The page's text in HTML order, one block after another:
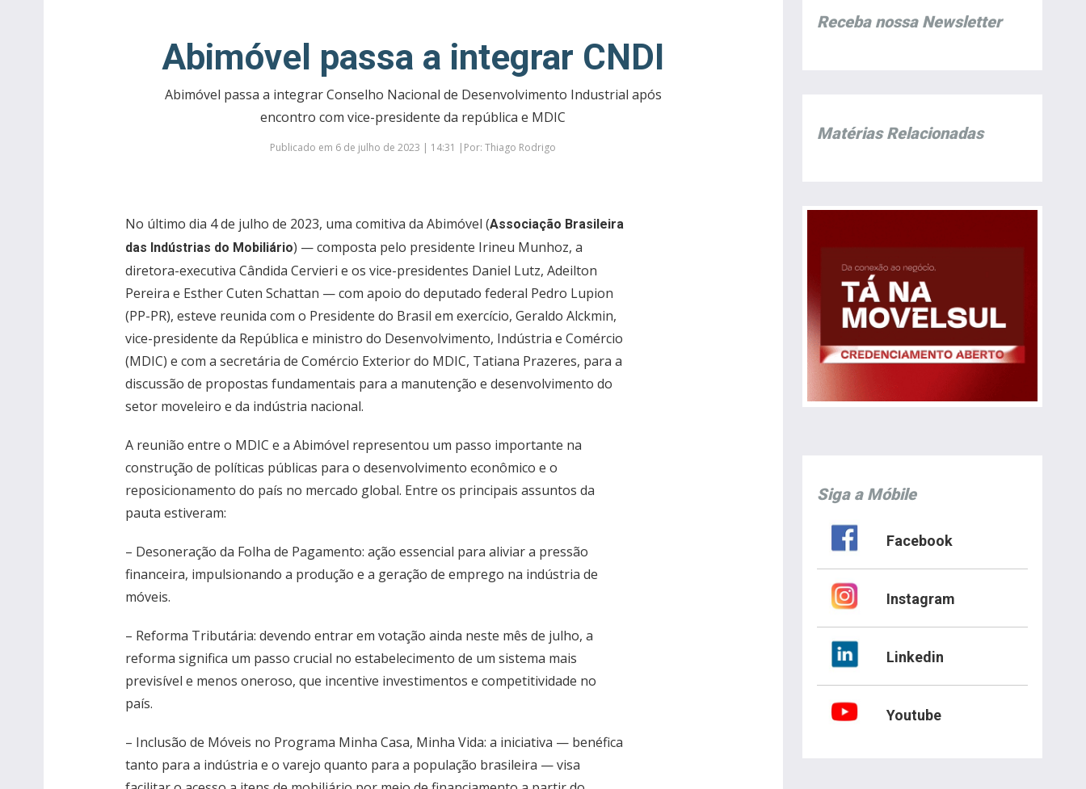
Abimóvel passa a integrar CNDI
Abimóvel passa a integrar Conselho Nacional de Desenvolvimento Industrial após
encontro com vice-presidente da república e MDIC
Publicado em 6 de julho de 2023 | 14:31 |Por: Thiago Rodrigo
No último dia 4 de julho de 2023, uma comitiva da Abimóvel (Associação Brasileira
das Indústrias do Mobiliário) — composta pelo presidente Irineu Munhoz, a
diretora-executiva Cândida Cervieri e os vice-presidentes Daniel Lutz, Adeilton
Pereira e Esther Cuten Schattan — com apoio do deputado federal Pedro Lupion
(PP-PR), esteve reunida com o Presidente do Brasil em exercício, Geraldo Alckmin,
vice-presidente da República e ministro do Desenvolvimento, Indústria e Comércio
(MDIC) e com a secretária de Comércio Exterior do MDIC, Tatiana Prazeres, para a
discussão de propostas fundamentais para a manutenção e desenvolvimento do
setor moveleiro e da indústria nacional.
A reunião entre o MDIC e a Abimóvel representou um passo importante na
construção de políticas públicas para o desenvolvimento econômico e o
reposicionamento do país no mercado global. Entre os principais assuntos da
pauta estiveram:
– Desoneração da Folha de Pagamento: ação essencial para aliviar a pressão
financeira, impulsionando a produção e a geração de emprego na indústria de
móveis.
– Reforma Tributária: devendo entrar em votação ainda neste mês de julho, a
reforma significa um passo crucial no estabelecimento de um sistema mais
previsível e menos oneroso, que incentive investimentos e competitividade no
país.
– Inclusão de Móveis no Programa Minha Casa, Minha Vida: a iniciativa — benéfica
tanto para a indústria e o varejo quanto para a população brasileira — visa
Receba nossa Newsletter
Matérias Relacionadas
Siga a Móbile
Facebook
Instagram
Linkedin
Youtube